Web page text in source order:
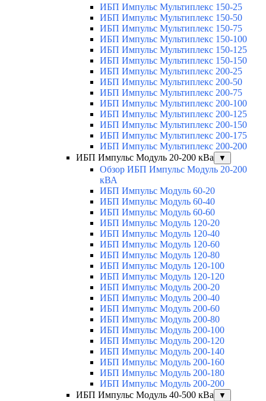
ИБП Импульс Мультиплекс 150-25
ИБП Импульс Мультиплекс 150-50
ИБП Импульс Мультиплекс 150-75
ИБП Импульс Мультиплекс 150-100
ИБП Импульс Мультиплекс 150-125
ИБП Импульс Мультиплекс 150-150
ИБП Импульс Мультиплекс 200-25
ИБП Импульс Мультиплекс 200-50
ИБП Импульс Мультиплекс 200-75
ИБП Импульс Мультиплекс 200-100
ИБП Импульс Мультиплекс 200-125
ИБП Импульс Мультиплекс 200-150
ИБП Импульс Мультиплекс 200-175
ИБП Импульс Мультиплекс 200-200
ИБП Импульс Модуль 20-200 кВа
▼
Обзор ИБП Импульс Модуль 20-200
кВА
ИБП Импульс Модуль 60-20
ИБП Импульс Модуль 60-40
ИБП Импульс Модуль 60-60
ИБП Импульс Модуль 120-20
ИБП Импульс Модуль 120-40
ИБП Импульс Модуль 120-60
ИБП Импульс Модуль 120-80
ИБП Импульс Модуль 120-100
ИБП Импульс Модуль 120-120
ИБП Импульс Модуль 200-20
ИБП Импульс Модуль 200-40
ИБП Импульс Модуль 200-60
ИБП Импульс Модуль 200-80
ИБП Импульс Модуль 200-100
ИБП Импульс Модуль 200-120
ИБП Импульс Модуль 200-140
ИБП Импульс Модуль 200-160
ИБП Импульс Модуль 200-180
ИБП Импульс Модуль 200-200
ИБП Импульс Модуль 40-500 кВа
▼